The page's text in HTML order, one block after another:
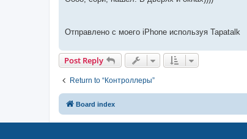
Отправлено с моего iPhone используя Tapatalk
Post Reply
Return to “Контроллеры”
Board index